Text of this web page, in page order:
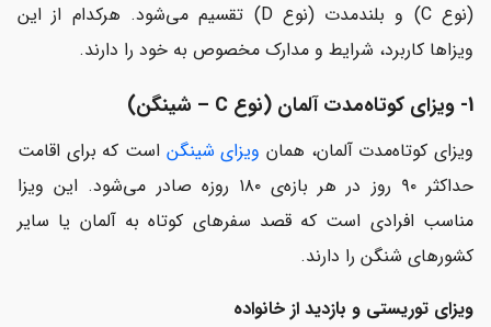
(نوع C) و بلندمدت (نوع D) تقسیم می‌شود. هرکدام از این
ویزاها کاربرد، شرایط و مدارک مخصوص به خود را دارند.
1- ویزای کوتاه‌مدت آلمان (نوع C – شینگن)
ویزای کوتاه‌مدت آلمان، همان ویزای شینگن است که برای اقامت
حداکثر ۹۰ روز در هر بازه‌ی ۱۸۰ روزه صادر می‌شود. این ویزا
مناسب افرادی است که قصد سفرهای کوتاه به آلمان یا سایر
کشورهای شنگن را دارند.
ویزای توریستی و بازدید از خانواده